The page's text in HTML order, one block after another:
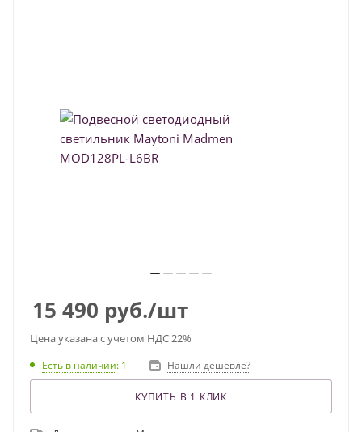
15 490 руб./шт
Цена указана с учетом НДС 22%
Есть в наличии: 1 Нашли дешевле?
КУПИТЬ В 1 КЛИК